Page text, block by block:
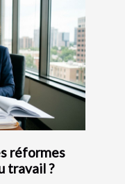
réformes
travail ?